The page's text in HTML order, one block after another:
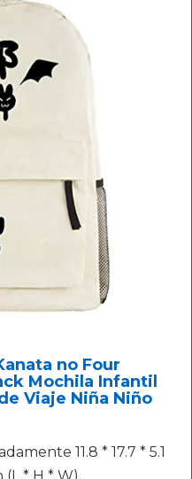
no Four
Mochila Infantil
Viaje Niña Niño
11.8 * 17.7 * 5.1